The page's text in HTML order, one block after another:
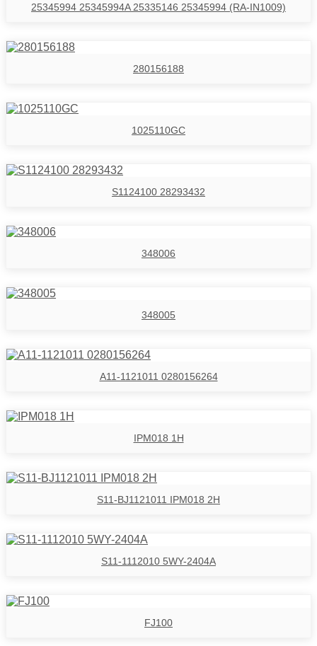
25345994 25345994A 25335146 25345994 (RA-IN1009)
280156188
1025110GC
S1124100 28293432
348006
348005
A11-1121011 0280156264
IPM018 1H
S11-BJ1121011 IPM018 2H
S11-1112010 5WY-2404A
FJ100